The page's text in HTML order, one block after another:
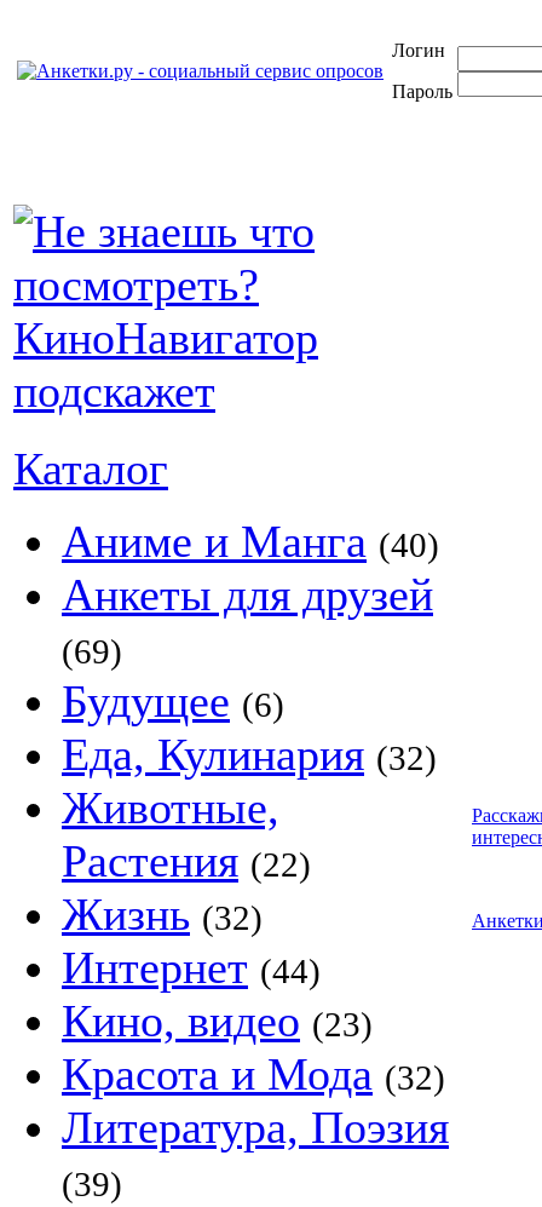
Логин
Пароль
Каталог
Аниме и Манга (40)
Анкеты для друзей
(69)
Будущее (6)
Еда, Кулинария (32)
Животные,
Растения (22)
Жизнь (32)
Интернет (44)
Кино, видео (23)
Красота и Мода (32)
Литература, Поэзия
(39)